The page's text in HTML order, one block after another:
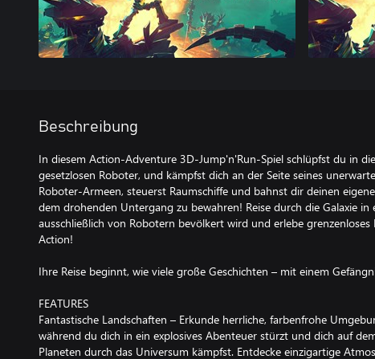
Beschreibung
In diesem Action-Adventure 3D-Jump'n'Run-Spiel schlüpfst du in
gesetzlosen Roboter, und kämpfst dich an der Seite seines
Roboter-Armeen, steuerst Raumschiffe und bahnst dir deinen
dem drohenden Untergang zu bewahren! Reise durch die Galaxie in
ausschließlich von Robotern bevölkert wird und erlebe
Action!
Ihre Reise beginnt, wie viele große Geschichten – mit einem
FEATURES
Fantastische Landschaften – Erkunde herrliche, farbenfrohe
während du dich in ein explosives Abenteuer stürzt und dich auf
Planeten durch das Universum kämpfst. Entdecke einzigartige